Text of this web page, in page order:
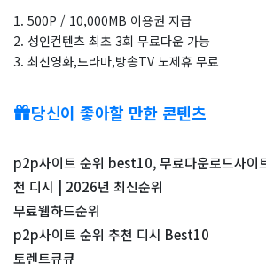
1. 500P / 10,000MB 이용권 지급
2. 성인컨텐츠 최초 3회 무료다운 가능
3. 최신영화,드라마,방송TV 노제휴 무료
당신이 좋아할 만한 콘텐츠
p2p사이트 순위 best10, 무료다운로드사이
천 디시 | 2026년 최신순위
무료웹하드순위
p2p사이트 순위 추천 디시 Best10
토렌트큐큐